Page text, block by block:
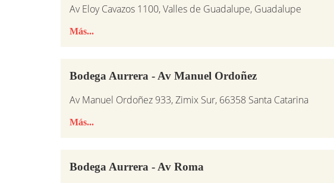
Av Eloy Cavazos 1100, Valles de Guadalupe, Guadalupe
Más...
Bodega Aurrera - Av Manuel Ordoñez
Av Manuel Ordoñez 933, Zimix Sur, 66358 Santa Catarina
Más...
Bodega Aurrera - Av Roma